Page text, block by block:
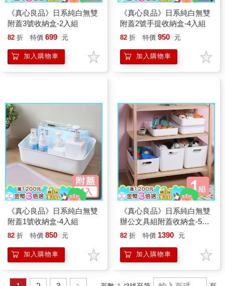
《真心良品》日系純白無雙
附蓋3號收納盒-2入組
82 折 特價 699 元
加入購物車
《真心良品》日系純白無雙
附蓋2號手提收納盒-4入組
82 折 特價 950 元
加入購物車
《真心良品》日系純白無雙
附蓋1號收納盒-4入組
82 折 特價 850 元
加入購物車
《真心良品》日系純白無雙
辦公文具組附蓋收納盒-5入
組
82 折 特價 1390 元
加入購物車